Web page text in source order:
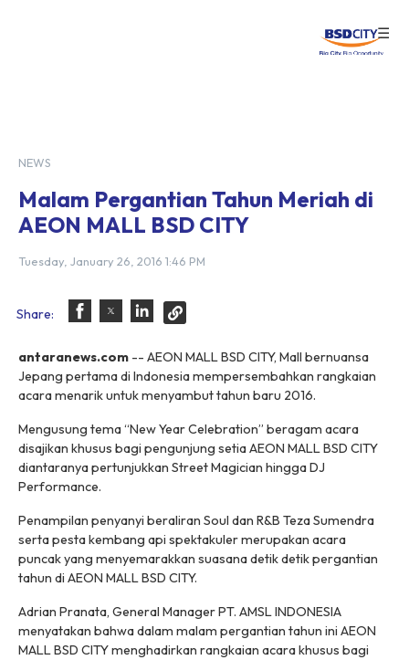
☰
NEWS
Malam Pergantian Tahun Meriah di
AEON MALL BSD CITY
Tuesday, January 26, 2016 1:46 PM
Share:
antaranews.com -- AEON MALL BSD CITY, Mall bernuansa
Jepang pertama di Indonesia mempersembahkan rangkaian
acara menarik untuk menyambut tahun baru 2016.
Mengusung tema “New Year Celebration” beragam acara
disajikan khusus bagi pengunjung setia AEON MALL BSD CITY
diantaranya pertunjukkan Street Magician hingga DJ
Performance.
Penampilan penyanyi beraliran Soul dan R&B Teza Sumendra
serta pesta kembang api spektakuler merupakan acara
puncak yang menyemarakkan suasana detik detik pergantian
tahun di AEON MALL BSD CITY.
Adrian Pranata, General Manager PT. AMSL INDONESIA
menyatakan bahwa dalam malam pergantian tahun ini AEON
MALL BSD CITY menghadirkan rangkaian acara khusus bagi